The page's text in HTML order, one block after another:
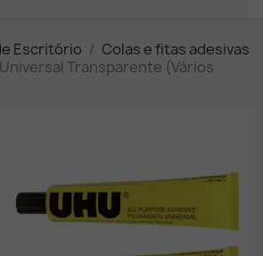
Escritório
Colas e fitas adesivas
Transparente (Vários